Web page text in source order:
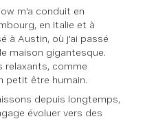
m'a conduit en
en Italie et à
à Austin, où j'ai passé
maison gigantesque.
relaxants, comme
petit être humain.
depuis longtemps,
évoluer vers des